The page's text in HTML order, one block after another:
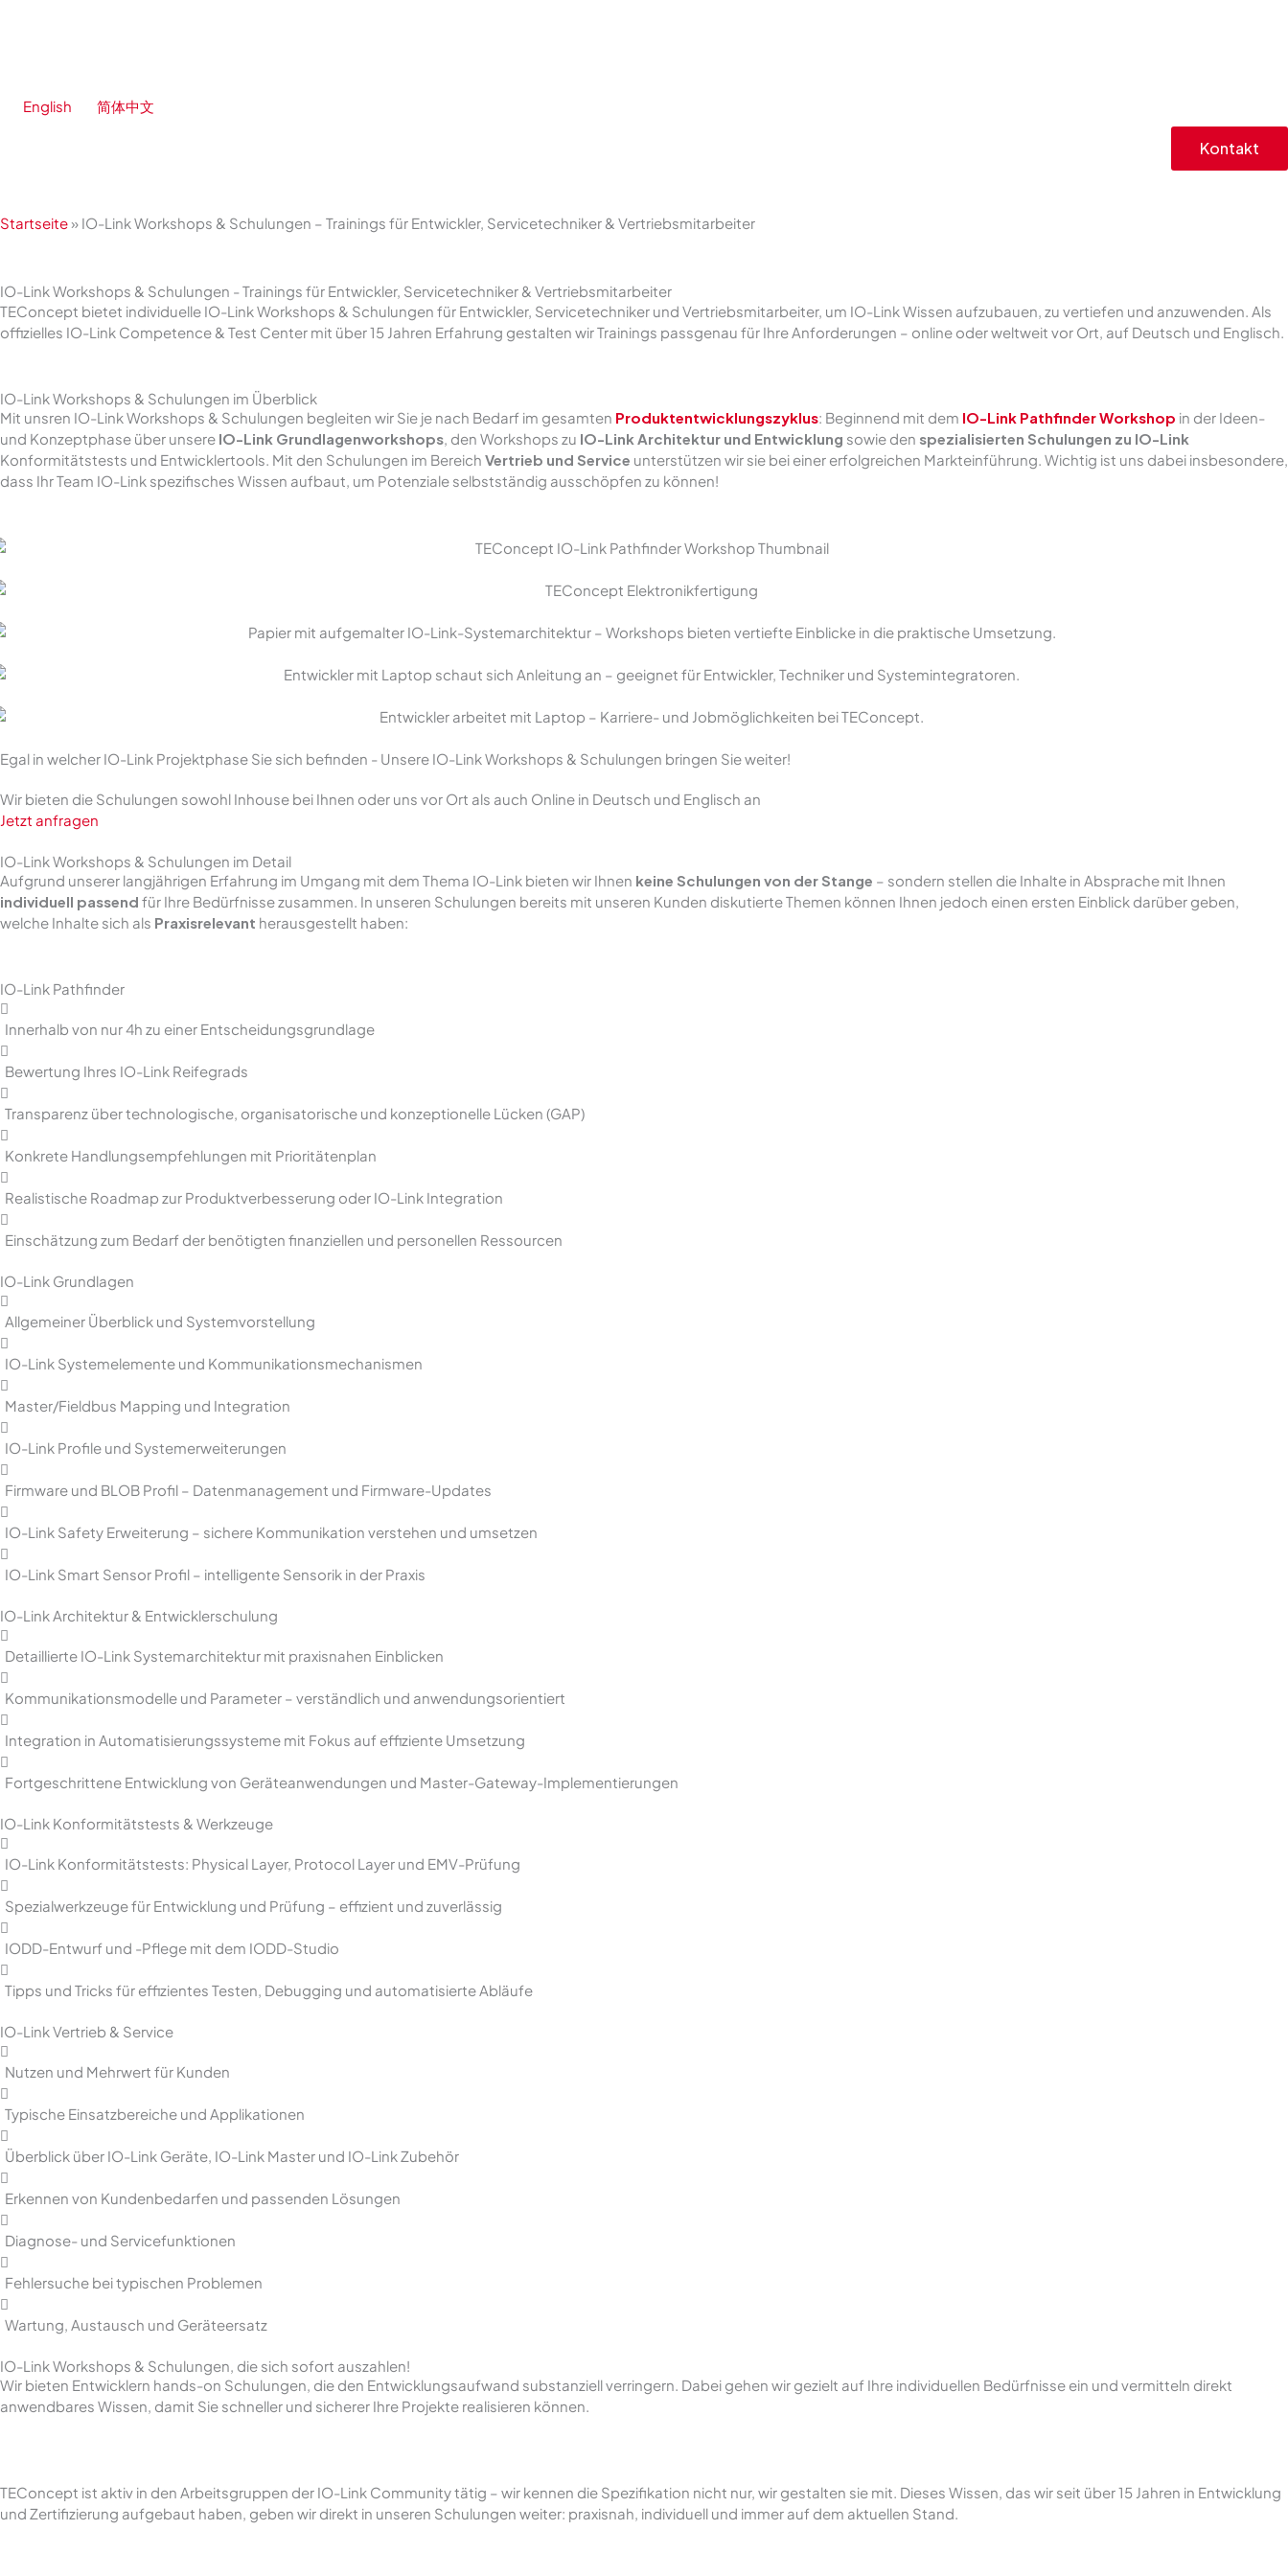
English 简体中文
Kontakt
Startseite» IO-Link Workshops & Schulungen – Trainings für Entwickler, Servicetechniker & Vertriebsmitarbeiter
IO-Link Workshops & Schulungen - Trainings für Entwickler, Servicetechniker & Vertriebsmitarbeiter
TEConcept bietet individuelle IO-Link Workshops & Schulungen für Entwickler, Servicetechniker und Vertriebsmitarbeiter, um IO-Link Wissen aufzubauen, zu vertiefen und anzuwenden. Als
offizielles IO-Link Competence & Test Center mit über 15 Jahren Erfahrung gestalten wir Trainings passgenau für Ihre Anforderungen – online oder weltweit vor Ort, auf Deutsch und Englisch.
IO-Link Workshops & Schulungen im Überblick
Mit unsren IO-Link Workshops & Schulungen begleiten wir Sie je nach Bedarf im gesamten Produktentwicklungszyklus: Beginnend mit dem IO-Link Pathfinder Workshop in der Ideen-
und Konzeptphase über unsere IO-Link Grundlagenworkshops, den Workshops zu IO-Link Architektur und Entwicklung sowie den spezialisierten Schulungen zu IO-Link
Konformitätstests und Entwicklertools. Mit den Schulungen im Bereich Vertrieb und Service unterstützen wir sie bei einer erfolgreichen Markteinführung. Wichtig ist uns dabei insbesondere,
dass Ihr Team IO-Link spezifisches Wissen aufbaut, um Potenziale selbstständig ausschöpfen zu können!
Egal in welcher IO-Link Projektphase Sie sich befinden - Unsere IO-Link Workshops & Schulungen bringen Sie weiter!
Wir bieten die Schulungen sowohl Inhouse bei Ihnen oder uns vor Ort als auch Online in Deutsch und Englisch an
Jetzt anfragen
IO-Link Workshops & Schulungen im Detail
Aufgrund unserer langjährigen Erfahrung im Umgang mit dem Thema IO-Link bieten wir Ihnen keine Schulungen von der Stange – sondern stellen die Inhalte in Absprache mit Ihnen
individuell passend für Ihre Bedürfnisse zusammen. In unseren Schulungen bereits mit unseren Kunden diskutierte Themen können Ihnen jedoch einen ersten Einblick darüber geben,
welche Inhalte sich als Praxisrelevant herausgestellt haben:
IO-Link Pathfinder
Innerhalb von nur 4h zu einer Entscheidungsgrundlage
Bewertung Ihres IO-Link Reifegrads
Transparenz über technologische, organisatorische und konzeptionelle Lücken (GAP)
Konkrete Handlungsempfehlungen mit Prioritätenplan
Realistische Roadmap zur Produktverbesserung oder IO-Link Integration
Einschätzung zum Bedarf der benötigten finanziellen und personellen Ressourcen
IO-Link Grundlagen
Allgemeiner Überblick und Systemvorstellung
IO-Link Systemelemente und Kommunikationsmechanismen
Master/Fieldbus Mapping und Integration
IO-Link Profile und Systemerweiterungen
Firmware und BLOB Profil – Datenmanagement und Firmware-Updates
IO-Link Safety Erweiterung – sichere Kommunikation verstehen und umsetzen
IO-Link Smart Sensor Profil – intelligente Sensorik in der Praxis
IO-Link Architektur & Entwicklerschulung
Detaillierte IO-Link Systemarchitektur mit praxisnahen Einblicken
Kommunikationsmodelle und Parameter – verständlich und anwendungsorientiert
Integration in Automatisierungssysteme mit Fokus auf effiziente Umsetzung
Fortgeschrittene Entwicklung von Geräteanwendungen und Master-Gateway-Implementierungen
IO-Link Konformitätstests & Werkzeuge
IO-Link Konformitätstests: Physical Layer, Protocol Layer und EMV-Prüfung
Spezialwerkzeuge für Entwicklung und Prüfung – effizient und zuverlässig
IODD-Entwurf und -Pflege mit dem IODD-Studio
Tipps und Tricks für effizientes Testen, Debugging und automatisierte Abläufe
IO-Link Vertrieb & Service
Nutzen und Mehrwert für Kunden
Typische Einsatzbereiche und Applikationen
Überblick über IO-Link Geräte, IO-Link Master und IO-Link Zubehör
Erkennen von Kundenbedarfen und passenden Lösungen
Diagnose- und Servicefunktionen
Fehlersuche bei typischen Problemen
Wartung, Austausch und Geräteersatz
IO-Link Workshops & Schulungen, die sich sofort auszahlen!
Wir bieten Entwicklern hands-on Schulungen, die den Entwicklungsaufwand substanziell verringern. Dabei gehen wir gezielt auf Ihre individuellen Bedürfnisse ein und vermitteln direkt
anwendbares Wissen, damit Sie schneller und sicherer Ihre Projekte realisieren können.
TEConcept ist aktiv in den Arbeitsgruppen der IO-Link Community tätig – wir kennen die Spezifikation nicht nur, wir gestalten sie mit. Dieses Wissen, das wir seit über 15 Jahren in Entwicklung
und Zertifizierung aufgebaut haben, geben wir direkt in unseren Schulungen weiter: praxisnah, individuell und immer auf dem aktuellen Stand.